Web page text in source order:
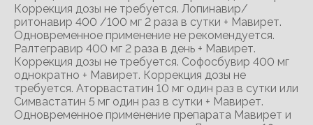
Коррекция дозы не требуется. Лопинавир/
ритонавир 400 /100 мг 2 раза в сутки + Мавирет.
Одновременное применение не рекомендуется.
Ралтегравир 400 мг 2 раза в день + Мавирет.
Коррекция дозы не требуется. Софосбувир 400 мг
однократно + Мавирет. Коррекция дозы не
требуется. Аторвастатин 10 мг один раз в сутки или
Симвастатин 5 мг один раз в сутки + Мавирет.
Одновременное применение препарата Мавирет и